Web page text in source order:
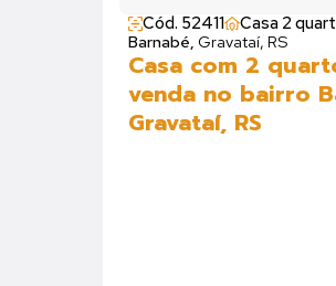
Cód. 52411 Casa 2
Barnabé, Gravataí, RS
Casa com 2
venda no bairro
Gravataí, RS